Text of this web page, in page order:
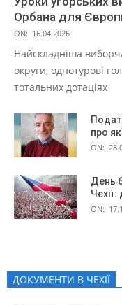
Орбана для
ON: 16.04.2026
Найскладніша
округи, однотурові
тотальних дотаціях
про
ON:
День
ON:
ДОКУМЕНТИ В ЧЕХІЇ